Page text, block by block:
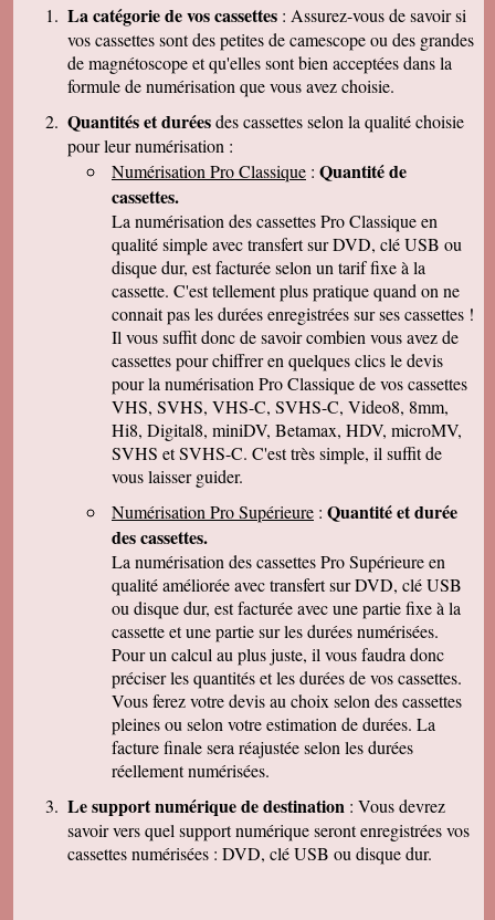
Thierry P.
j'ai bien reçu les lots de dvd ! merci de votre
travail et de votre gentillesse ! cordialement
Patrick C.
J 'ai bien reçu le colis , je suis content de votre
travail, ma famille en métropole doit vous
envoyer le reste des cassettes. Cordialement
J-Claude L.
Bonjour, je voulait vous remercier sincérement
pour le travail que avez effectuer en restituant
les films de nos cassettes mini dv sur dvd.
Vôtre travail est excellent et vôtre sérieux est
irréprochable. Nous auront d'autre cassettes a
vous envoyer prochainement. Encore merci est
désoler de vous remercier avec autant de retard
... Bonne continuation
Caroline P.
Merci pour votre professionnalisme. vous etes
une bonne adresse et ne manquerais pas de
parler de vous . Encore merci
J-Pierre B.
Tout est OK, merci! Dans l'avenir, j'aurai sans
doute encore recours à vous pour le même
genre de travail. Cordialement
Félix F.
J'ai bien reçu votre colis et vous remercie d'
avoir effectué ce travail délicat . J'ai visionné
les disquettes et suis pour ma part satisfait , je
pense que mon fils sera très heureux de
retrouver de tels souvenirs. Merci beaucoup
pour la rapidité du traitement de ma commande,
Très cordialement.
Michel J.
Bonjour merci de votre professionalisme et
exactitude si l'occasion se présente de vous
faire connaître je le ferai avec plaisir.
Cordialement
La catégorie de vos cassettes : Assurez-vous de savoir si
vos cassettes sont des petites de camescope ou des grandes
de magnétoscope et qu'elles sont bien acceptées dans la
formule de numérisation que vous avez choisie.
Quantités et duréesdes cassettes selon la qualité choisie
pour leur numérisation :
Numérisation Pro Classique : Quantité de
cassettes.
La numérisation des cassettes Pro Classique en
qualité simple avec transfert sur DVD, clé USB ou
disque dur, est facturée selon un tarif fixe à la
cassette. C'est tellement plus pratique quand on ne
connait pas les durées enregistrées sur ses cassettes !
Il vous suffit donc de savoir combien vous avez de
cassettes pour chiffrer en quelques clics le devis
pour la numérisation Pro Classique de vos cassettes
VHS, SVHS, VHS-C, SVHS-C, Video8, 8mm,
Hi8, Digital8, miniDV, Betamax, HDV, microMV,
SVHS et SVHS-C. C'est très simple, il suffit de
vous laisser guider.
Numérisation Pro Supérieure : Quantité et durée
des cassettes.
La numérisation des cassettes Pro Supérieure en
qualité améliorée avec transfert sur DVD, clé USB
ou disque dur, est facturée avec une partie fixe à la
cassette et une partie sur les durées numérisées.
Pour un calcul au plus juste, il vous faudra donc
préciser les quantités et les durées de vos cassettes.
Vous ferez votre devis au choix selon des cassettes
pleines ou selon votre estimation de durées. La
facture finale sera réajustée selon les durées
réellement numérisées.
Le support numérique de destination : Vous devrez
savoir vers quel support numérique seront enregistrées vos
cassettes numérisées : DVD, clé USB ou disque dur.